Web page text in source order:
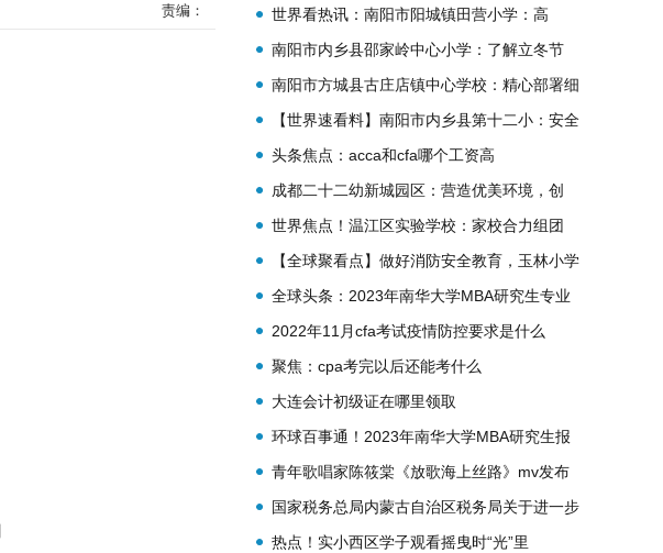
责编：
学：落实“三风”建设，促进学校发展
世界看热讯：南阳市阳城镇田营小学：高
举“双减”旗帜，共建和谐校园
南阳市内乡县邵家岭中心小学：了解立冬节
气，关注防疫与安全
南阳市方城县古庄店镇中心学校：精心部署细
筹划，凝心聚力向期中
【世界速看料】南阳市内乡县第十二小：安全
排查不放松，筑牢校园安全网
头条焦点：acca和cfa哪个工资高
成都二十二幼新城园区：营造优美环境，创
建“星级班级”
世界焦点！温江区实验学校：家校合力组团
队，共谱教育新篇章
【全球聚看点】做好消防安全教育，玉林小学
为师生生命安全保驾护航
全球头条：2023年南华大学MBA研究生专业
方向有哪些
2022年11月cfa考试疫情防控要求是什么
聚焦：cpa考完以后还能考什么
大连会计初级证在哪里领取
环球百事通！2023年南华大学MBA研究生报
考条件
青年歌唱家陈筱棠《放歌海上丝路》mv发布
喜迎幸福新时代
国家税务总局内蒙古自治区税务局关于进一步
开展全面数字化的电子发票受票试点工作的公
热点！实小西区学子观看摇曳时“光”里